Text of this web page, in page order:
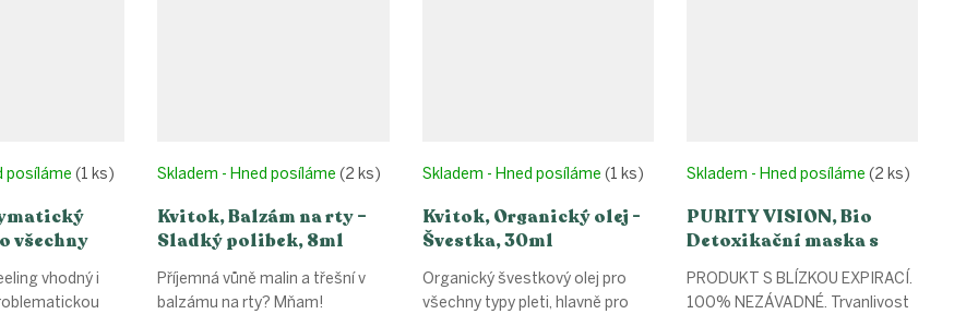
všechny
posíláme (1 ks)
vhodný i
Kvitok, Balzám na rty –
Sladký polibek, 8ml
Skladem - Hned posíláme(2 ks)
Příjemná vůně malin a třešní v
balzámu na rty? Mňam!
Kvitok, Organický olej -
Švestka, 30ml
Skladem - Hned posíláme (1 ks)
Organický švestkový olej pro
všechny typy pleti, hlavně pro
PURITY VISION, Bio
Detoxikační maska s
matchou a spirulinou, 40
ml
Skladem - Hned posíláme (2 ks)
PRODUKT S BLÍZKOU EXPIRACÍ.
100% NEZÁVADNÉ. Trvanlivost